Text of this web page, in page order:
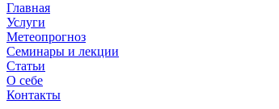
Главная
Услуги
Метеопрогноз
Семинары и лекции
Статьи
О себе
Контакты